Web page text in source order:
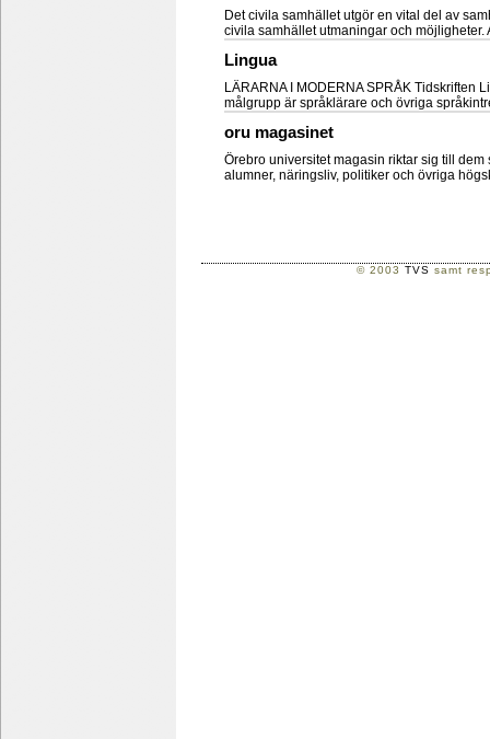
Det civila samhället utgör en vital del av
civila samhället utmaningar och möjligheter.
Lingua
LÄRARNA I MODERNA SPRÅK Tidskriften
målgrupp är språklärare och övriga
oru magasinet
Örebro universitet magasin riktar sig till
alumner, näringsliv, politiker och övriga
© 2003 TVS samt